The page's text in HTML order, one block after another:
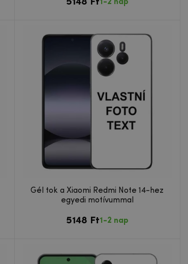
1-2 nap
Gél tok a Xiaomi Redmi Note 14-hez
egyedi motívummal
5148 Ft1-2 nap